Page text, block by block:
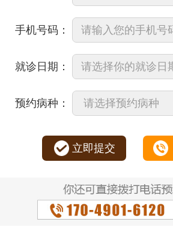
手机号码：
就诊日期：
预约病种：
立即提交